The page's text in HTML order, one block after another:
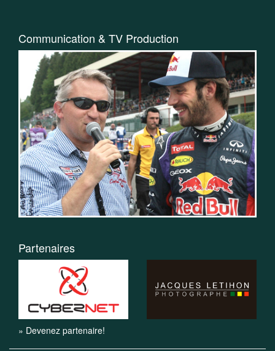
Communication & TV Production
Partenaires
» Devenez partenaire!